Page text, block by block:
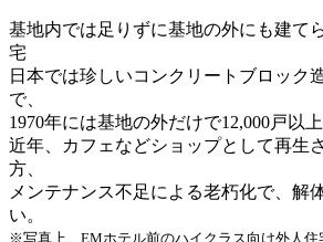
基地内では足りずに基地の外にも建て
宅
日本では珍しいコンクリートブロック
で、
1970年には基地の外だけで12,000戸以
近年、カフェなどショップとして再生
方、
メンテナンス不足による老朽化で、解
い。
※写真上 EMホテル前のハイクラス向け外人住